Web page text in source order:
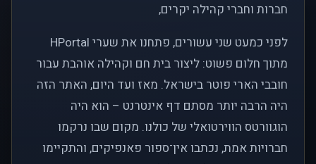
חברות וחברי קהילה יקרים,
לפני כמעט שני עשורים, פתחנו את שערי HPortal
מתוך חלום פשוט: ליצור בית חם וקהילה אוהבת עבור
חובבי הארי פוטר בישראל. מאז ועד היום, האתר הזה
היה הרבה יותר מסתם דף אינטרנט – הוא היה
הוגוורטס הווירטואלי של כולנו. מקום שבו נרקמו
חברויות אמת, נכתבו אין־ספור פאנפיקים, והתקיימו